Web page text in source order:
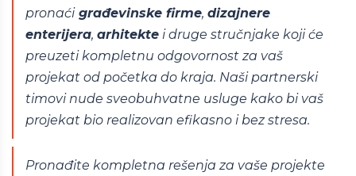
pronaćigrađevinske firme, dizajnere
enterijera, arhitekte i druge stručnjake koji će
preuzeti kompletnu odgovornost za vaš
projekat od početka do kraja. Naši partnerski
timovi nude sveobuhvatne usluge kako bi vaš
projekat bio realizovan efikasno i bez stresa.
Pronađite kompletna rešenja za vaše projekte